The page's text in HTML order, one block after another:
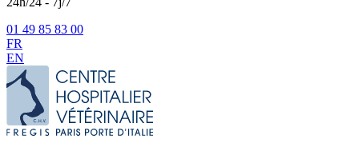
01 49 85 83 00
FR
EN